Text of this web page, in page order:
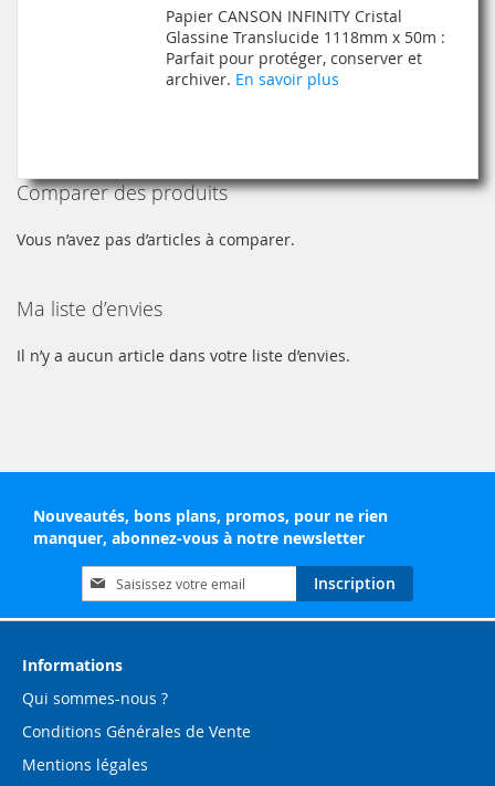
MA
LISTE
COMPARATEUR
Papier CANSON INFINITY Cristal
Glassine Translucide 1118mm x 50m :
Parfait pour protéger, conserver et
archiver. En savoir plus
Comparer des produits
Vous n’avez pas d’articles à comparer.
Ma liste d’envies
Il n’y a aucun article dans votre liste d’envies.
Nouveautés, bons plans, promos, pour ne rien
manquer, abonnez-vous à notre newsletter
Inscription
à
notre
d’information
Inscription
Informations
Qui sommes-nous ?
Conditions Générales de Vente
Mentions légales